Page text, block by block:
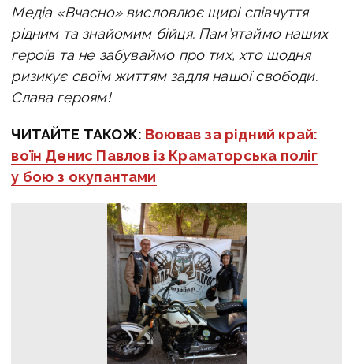
Медіа «Вчасно» висловлює щирі співчуття
рідним та знайомим бійця. Пам’ятаймо наших
героїв та не забуваймо про тих, хто щодня
ризикує своїм життям задля нашої свободи.
Слава героям!
ЧИТАЙТЕ ТАКОЖ: Воював за рідний край:
воїн Денис Павлов із Краматорська поліг
у бою з окупантами